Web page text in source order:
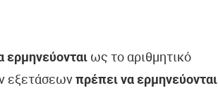
ερμηνεύονταιως το αριθμητικό
εξετάσεων πρέπει να ερμηνεύονται